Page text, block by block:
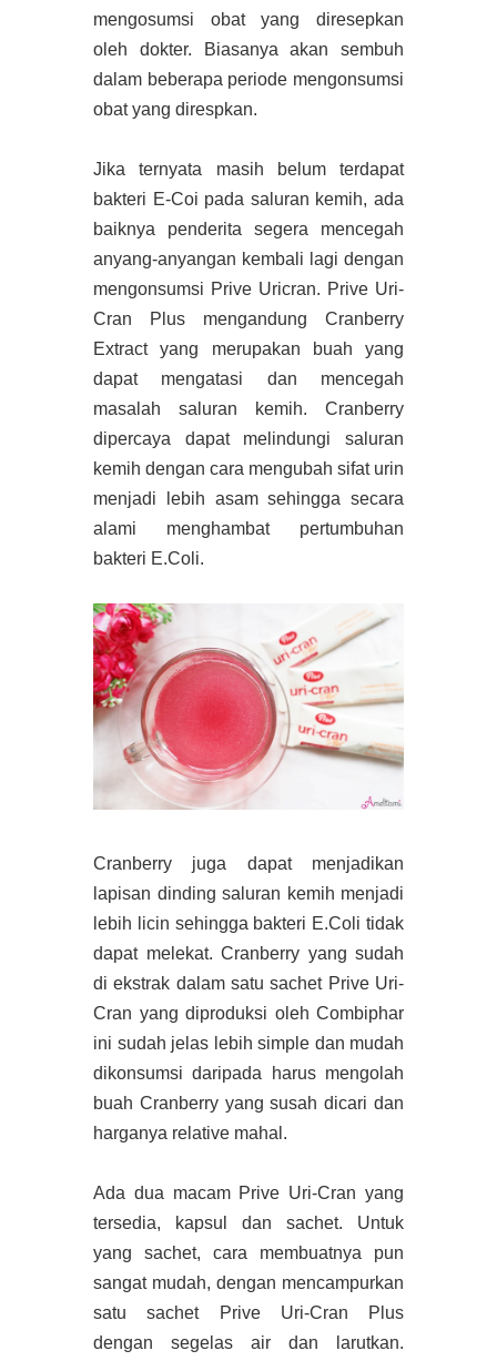
mengosumsi obat yang diresepkan
oleh dokter. Biasanya akan sembuh
dalam beberapa periode mengonsumsi
obat yang direspkan.
Jika ternyata masih belum terdapat
bakteri E-Coi pada saluran kemih, ada
baiknya penderita segera mencegah
anyang-anyangan kembali lagi dengan
mengonsumsi Prive Uricran. Prive Uri-
Cran Plus mengandung Cranberry
Extract yang merupakan buah yang
dapat mengatasi dan mencegah
masalah saluran kemih. Cranberry
dipercaya dapat melindungi saluran
kemih dengan cara mengubah sifat urin
menjadi lebih asam sehingga secara
alami menghambat pertumbuhan
bakteri E.Coli.
Cranberry juga dapat menjadikan
lapisan dinding saluran kemih menjadi
lebih licin sehingga bakteri E.Coli tidak
dapat melekat. Cranberry yang sudah
di ekstrak dalam satu sachet Prive Uri-
Cran yang diproduksi oleh Combiphar
ini sudah jelas lebih simple dan mudah
dikonsumsi daripada harus mengolah
buah Cranberry yang susah dicari dan
harganya relative mahal.
Ada dua macam Prive Uri-Cran yang
tersedia, kapsul dan sachet. Untuk
yang sachet, cara membuatnya pun
sangat mudah, dengan mencampurkan
satu sachet Prive Uri-Cran Plus
dengan segelas air dan larutkan.